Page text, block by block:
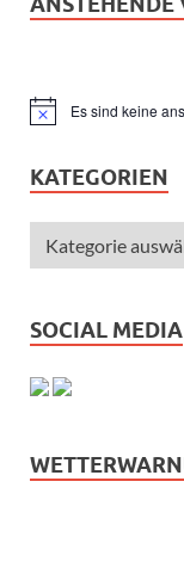
HinweisEs sind keine
KATEGORIEN
SOCIAL MEDIA